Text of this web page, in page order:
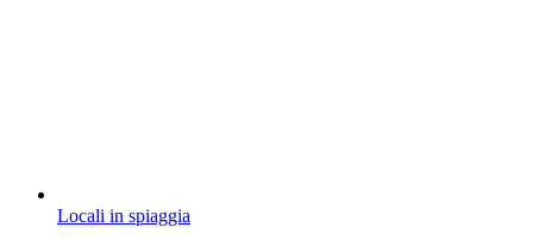
Locali in spiaggia